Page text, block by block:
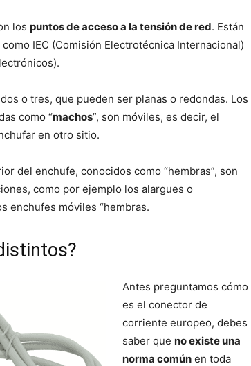
los puntos de acceso a la tensión de red. Están
IEC (Comisión Electrotécnica Internacional)
o tres, que pueden ser planas o redondas. Los
como “machos”, son móviles, es decir, el
en otro sitio.
del enchufe, conocidos como “hembras”, son
como por ejemplo los alargues o
enchufes móviles “hembras.
Antes preguntamos cómo
es el conector de
corriente europeo, debes
saber que no existe una
norma común en toda